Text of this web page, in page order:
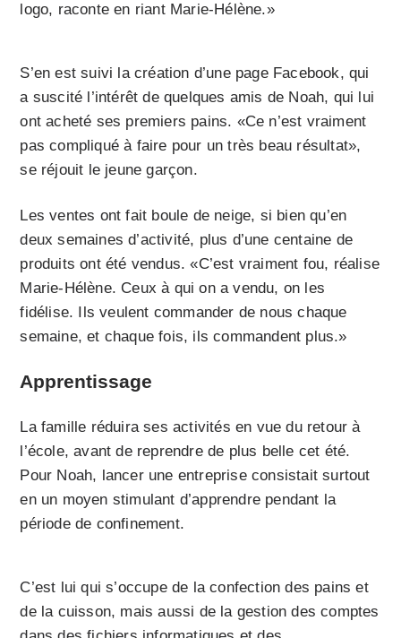
logo, raconte en riant Marie-Hélène.»
S’en est suivi la création d’une page Facebook, qui
a suscité l’intérêt de quelques amis de Noah, qui lui
ont acheté ses premiers pains. «Ce n’est vraiment
pas compliqué à faire pour un très beau résultat»,
se réjouit le jeune garçon.
Les ventes ont fait boule de neige, si bien qu’en
deux semaines d’activité, plus d’une centaine de
produits ont été vendus. «C’est vraiment fou, réalise
Marie-Hélène. Ceux à qui on a vendu, on les
fidélise. Ils veulent commander de nous chaque
semaine, et chaque fois, ils commandent plus.»
Apprentissage
La famille réduira ses activités en vue du retour à
l’école, avant de reprendre de plus belle cet été.
Pour Noah, lancer une entreprise consistait surtout
en un moyen stimulant d’apprendre pendant la
période de confinement.
C’est lui qui s’occupe de la confection des pains et
de la cuisson, mais aussi de la gestion des comptes